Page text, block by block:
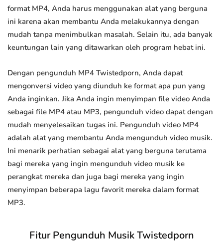
format MP4, Anda harus menggunakan alat yang berguna
ini karena akan membantu Anda melakukannya dengan
mudah tanpa menimbulkan masalah. Selain itu, ada banyak
keuntungan lain yang ditawarkan oleh program hebat ini.
Dengan pengunduh MP4 Twistedporn, Anda dapat
mengonversi video yang diunduh ke format apa pun yang
Anda inginkan. Jika Anda ingin menyimpan file video Anda
sebagai file MP4 atau MP3, pengunduh video dapat dengan
mudah menyelesaikan tugas ini. Pengunduh video MP4
adalah alat yang membantu Anda mengunduh video musik.
Ini menarik perhatian sebagai alat yang berguna terutama
bagi mereka yang ingin mengunduh video musik ke
perangkat mereka dan juga bagi mereka yang ingin
menyimpan beberapa lagu favorit mereka dalam format
MP3.
Fitur Pengunduh Musik Twistedporn